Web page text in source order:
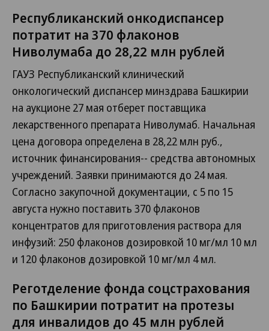
Республиканский онкодиспансер
потратит на 370 флаконов
Ниволумаба до 28,22 млн рублей
ГАУЗ Республиканский клинический
онкологический диспансер минздрава Башкирии
на аукционе 27 мая отберет поставщика
лекарственного препарата Ниволумаб. Начальная
цена договора определена в 28,22 млн руб.,
источник финансирования-- средства автономных
учреждений. Заявки принимаются до 24 мая.
Согласно закупочной документации, с 5 по 15
августа нужно поставить 370 флаконов
концентратов для приготовления раствора для
инфузий: 250 флаконов дозировкой 10 мг/мл 10 мл
и 120 флаконов дозировкой 10 мг/мл 4 мл.
Реготделение фонда соцстрахования
по Башкирии потратит на протезы
для инвалидов до 45 млн рублей